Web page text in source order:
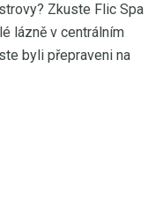
Zkuste Flic Spa
lázně v centrálním
byli přepraveni na